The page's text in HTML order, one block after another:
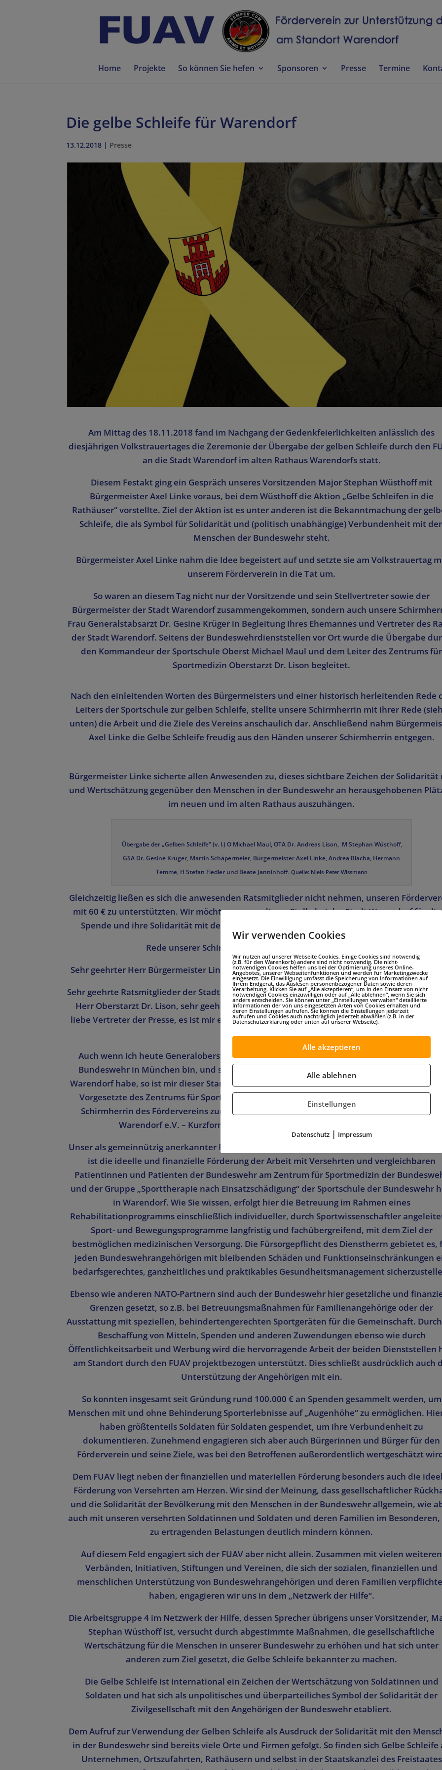
Home Projekte So können Sie hefen Sponsoren Presse Termine
Die gelbe Schleife für Warendorf
13.12.2018 | Presse
Am Mittag des 18.11.2018 fand im Nachgang der Gedenkfeierlichkeiten anlässlich des
diesjährigen Volkstrauertages die Zeremonie der Übergabe der gelben Schleife durch den
an die Stadt Warendorf im alten Rathaus Warendorfs statt.
Diesem Festakt ging ein Gespräch unseres Vorsitzenden Major Stephan Wüsthoff mit
Bürgermeister Axel Linke voraus, bei dem Wüsthoff die Aktion „Gelbe Schleifen in die
Rathäuser“ vorstellte. Ziel der Aktion ist es unter anderen ist die Bekanntmachung der
Schleife, die als Symbol für Solidarität und (politisch unabhängige) Verbundenheit mit
Menschen der Bundeswehr steht.
Bürgermeister Axel Linke nahm die Idee begeistert auf und setzte sie am Volkstrauertag
unserem Förderverein in die Tat um.
So waren an diesem Tag nicht nur der Vorsitzende und sein Stellvertreter sowie der
Bürgermeister der Stadt Warendorf zusammengekommen, sondern auch unsere
Frau Generalstabsarzt Dr. Gesine Krüger in Begleitung Ihres Ehemannes und Vertreter des
der Stadt Warendorf. Seitens der Bundeswehrdienststellen vor Ort wurde die Übergabe
den Kommandeur der Sportschule Oberst Michael Maul und dem Leiter des Zentrums für
Sportmedizin Oberstarzt Dr. Lison begleitet.
Nach den einleitenden Worten des Bürgermeisters und einer historisch herleitenden Rede
Leiters der Sportschule zur gelben Schleife, stellte unsere Schirmherrin mit ihrer Rede
unten) die Arbeit und die Ziele des Vereins anschaulich dar. Anschließend nahm
Axel Linke die Gelbe Schleife freudig aus den Händen unserer Schirmherrin entgegen.
Bürgermeister Linke sicherte allen Anwesenden zu, dieses sichtbare Zeichen der Solidarität
und Wertschätzung gegenüber den Menschen in der Bundeswehr an herausgehobenen
im neuen und im alten Rathaus auszuhängen.
Übergabe der „Gelben Schleife“ (v. l.) O Michael Maul, OTA Dr. Andreas Lison, M Stephan Wüsthoff,
GSA Dr. Gesine Krüger, Martin Schäpermeier, Bürgermeister Axel Linke, Andrea Blacha, Hermann
Temme, H Stefan Fiedler und Beate Janninhoff. Quelle: Niels-Peter Wissmann
Gleichzeitig ließen es sich die anwesenden Ratsmitglieder nicht nehmen, unseren
mit 60 € zu unterstützten. Wir möchten uns an dieser Stelle bei der Stadt Warendorf für
Spende und ihre Solidarität mit den Menschen der Bundeswehr recht herzlich bedanken.
Rede unserer Schirmherrin (es gilt das gesprochene Wort)
Sehr geehrter Herr Bürgermeister Linke, vielen Dank für Ihre freundlichen einleitenden
Sehr geehrte Ratsmitglieder der Stadt Warendorf, sehr geehrter Herr Oberst Maul, sehr
Herr Oberstarzt Dr. Lison, sehr geehrter Herr Oberstleutnant Vogelmann, liebes Team
liebe Vertreter der Presse, es ist mir eine große Ehre und Freude, das Wort heute an Sie
zu dürfen.
Auch wenn ich heute Generaloberstabsarzt und Kommandeurin der Sanitätsakademie
Bundeswehr in München bin, und somit keine direkte dienstlichen Verbindung mehr
Warendorf habe, so ist mir dieser Standort durch meine Vorverwendungen – zuletzt als
Vorgesetzte des Zentrums für Sportmedizin – und durch meine ehrenamtliche Aufgabe
Schirmherrin des Fördervereins zur Unterstützung der Arbeit mit Versehrten am Standort
Warendorf e.V. – Kurzform FUAV – dauerhaft sehr ans Herz gewachsen.
Unser als gemeinnützig anerkannter Förderverein besteht seit Anfang 2014. Zweck des
ist die ideelle und finanzielle Förderung der Arbeit mit Versehrten und vergleichbaren
Patientinnen und Patienten der Bundeswehr am Zentrum für Sportmedizin der
und der Gruppe „Sporttherapie nach Einsatzschädigung“ der Sportschule der Bundeswehr
in Warendorf. Wie Sie wissen, erfolgt hier die Betreuung im Rahmen eines
Rehabilitationprogramms einschließlich individueller, durch Sportwissenschaftler
Sport- und Bewegungsprogramme langfristig und fachübergreifend, mit dem Ziel der
bestmöglichen medizinischen Versorgung. Die Fürsorgepflicht des Dienstherrn gebietet es,
jeden Bundeswehrangehörigen mit bleibenden Schäden und Funktionseinschränkungen
bedarfsgerechtes, ganzheitliches und praktikables Gesundheitsmanagement
Ebenso wie anderen NATO-Partnern sind auch der Bundeswehr hier gesetzliche und
Grenzen gesetzt, so z.B. bei Betreuungsmaßnahmen für Familienangehörige oder der
Ausstattung mit speziellen, behindertengerechten Sportgeräten für die Gemeinschaft.
Beschaffung von Mitteln, Spenden und anderen Zuwendungen ebenso wie durch
Öffentlichkeitsarbeit und Werbung wird die hervorragende Arbeit der beiden Dienststellen
am Standort durch den FUAV projektbezogen unterstützt. Dies schließt ausdrücklich auch
Unterstützung der Angehörigen mit ein.
So konnten insgesamt seit Gründung rund 100.000 € an Spenden gesammelt werden, um
Menschen mit und ohne Behinderung Sporterlebnisse auf „Augenhöhe“ zu ermöglichen.
haben größtenteils Soldaten für Soldaten gespendet, um ihre Verbundenheit zu
dokumentieren. Zunehmend engagieren sich aber auch Bürgerinnen und Bürger für den
Förderverein und seine Ziele, was bei den Betroffenen außerordentlich wertgeschätzt
Dem FUAV liegt neben der finanziellen und materiellen Förderung besonders auch die
Förderung von Versehrten am Herzen. Wir sind der Meinung, dass gesellschaftlicher
und die Solidarität der Bevölkerung mit den Menschen in der Bundeswehr allgemein, wie
auch mit unseren versehrten Soldatinnen und Soldaten und deren Familien im Besonderen,
zu ertragenden Belastungen deutlich mindern können.
Auf diesem Feld engagiert sich der FUAV aber nicht allein. Zusammen mit vielen weiteren
Verbänden, Initiativen, Stiftungen und Vereinen, die sich der sozialen, finanziellen und
menschlichen Unterstützung von Bundeswehrangehörigen und deren Familien
haben, engagieren wir uns in dem „Netzwerk der Hilfe“.
Die Arbeitsgruppe 4 im Netzwerk der Hilfe, dessen Sprecher übrigens unser Vorsitzender,
Stephan Wüsthoff ist, versucht durch abgestimmte Maßnahmen, die gesellschaftliche
Wertschätzung für die Menschen in unserer Bundeswehr zu erhöhen und hat sich unter
anderen zum Ziel gesetzt, die Gelbe Schleife bekannter zu machen.
Die Gelbe Schleife ist international ein Zeichen der Wertschätzung von Soldatinnen und
Soldaten und hat sich als unpolitisches und überparteiliches Symbol der Solidarität der
Zivilgesellschaft mit den Angehörigen der Bundeswehr etabliert.
Dem Aufruf zur Verwendung der Gelben Schleife als Ausdruck der Solidarität mit den
in der Bundeswehr sind bereits viele Orte und Firmen gefolgt. So finden sich Gelbe Schleife
Unternehmen, Ortszufahrten, Rathäusern und selbst in der Staatskanzlei des Freistaates
Wir verwenden Cookies
Wir nutzen auf unserer Webseite Cookies. Einige Cookies sind notwendig
(z.B. für den Warenkorb) andere sind nicht notwendig. Die nicht-
notwendigen Cookies helfen uns bei der Optimierung unseres Online-
Angebotes, unserer Webseitenfunktionen und werden für Marketingzwecke
eingesetzt. Die Einwilligung umfasst die Speicherung von Informationen auf
Ihrem Endgerät, das Auslesen personenbezogener Daten sowie deren
Verarbeitung. Klicken Sie auf „Alle akzeptieren“, um in den Einsatz von nicht
notwendigen Cookies einzuwilligen oder auf „Alle ablehnen“, wenn Sie sich
anders entscheiden. Sie können unter „Einstellungen verwalten“ detaillierte
Informationen der von uns eingesetzten Arten von Cookies erhalten und
deren Einstellungen aufrufen. Sie können die Einstellungen jederzeit
aufrufen und Cookies auch nachträglich jederzeit abwählen (z.B. in der
Datenschutzerklärung oder unten auf unserer Webseite).
Alle akzeptieren
Alle ablehnen
Einstellungen
Datenschutz| Impressum